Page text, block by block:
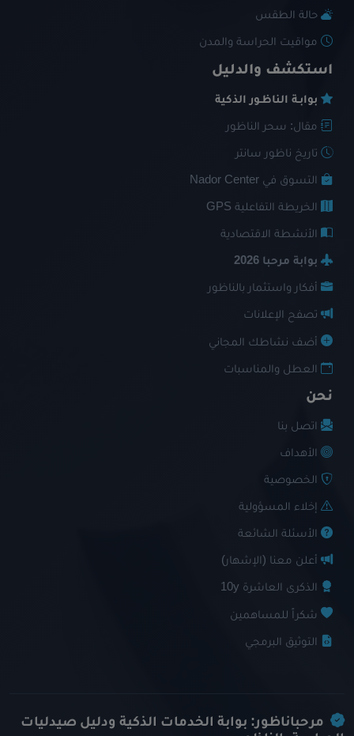
حالة الطقس
مواقيت الحراسة والمدن
استكشف والدليل
بوابـة الناظـور الذكية
مقال: سحر الناظور
تاريخ ناظور سانتر
التسوق في Nador Center
الخريطة التفاعلية GPS
الأنشطة الاقتصادية
بوابة مرحبا 2026
أفكار واستثمار بالناظور
تصفح الإعلانات
أضف نشاطك المجاني
العطل والمناسبات
نحن
اتصل بنا
الأهداف
الخصوصية
إخلاء المسؤولية
الأسئلة الشائعة
أعلن معنا (الإشهار)
الذكرى العاشرة 10y
شكراً للمساهمين
التوثيق البرمجي
مرحباناظور: بوابة الخدمات الذكية ودليل صيدليات